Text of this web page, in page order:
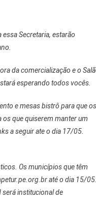
Secretaria, estarão
da comercialização e o
esperando todos vocês.
e mesas bistrô para que os
os que quiserem manter um
a seguir ate o dia 17/05.
Os municípios que têm
até o dia 15/05.
será institucional de